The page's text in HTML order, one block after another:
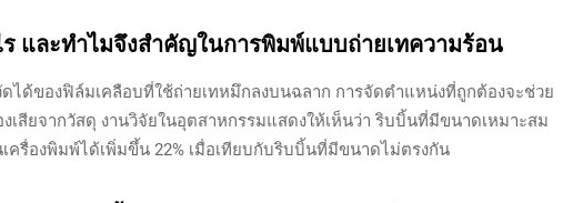
และทำไมจึงสำคัญในการพิมพ์แบบถ่ายเทความร้อน
ได้ของฟิล์มเคลือบที่ใช้ถ่ายเทหมึกลงบนฉลาก การจัดตำแหน่งที่ถูกต้องจะช่วย
สียจากวัสดุ งานวิจัยในอุตสาหกรรมแสดงให้เห็นว่า ริบบิ้นที่มีขนาดเหมาะสม
ครื่องพิมพ์ได้เพิ่มขึ้น 22% เมื่อเทียบกับริบบิ้นที่มีขนาดไม่ตรงกัน